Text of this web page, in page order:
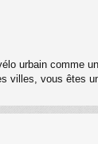
urbain comme
villes, vous êtes